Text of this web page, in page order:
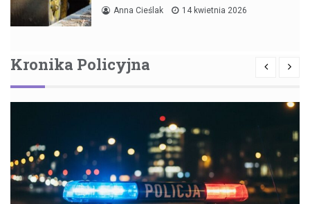
Anna Cieślak 14 kwietnia 2026
Kronika Policyjna